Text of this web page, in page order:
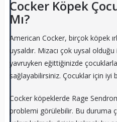
Cocker Köpek
Mı?
American Cocker, birçok köpek
uysaldır. Mizacı çok uysal
yavruyken eğittiğinizde çocuklarla
sağlayabilirsiniz. Çocuklar için iyi
Cocker köpeklerde Rage
problemi görülebilir. Bu duruma